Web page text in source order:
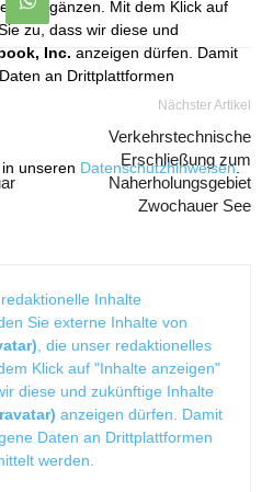
ergänzen. Mit dem Klick auf
zu, dass wir diese und
Inc. anzeigen dürfen. Damit
an Drittplattformen
unseren Datenschutzhinweisen.
Nächster Artikel
Verkehrstechnische
Erschließung zum
Naherholungsgebiet
Zwochauer See
Inhalte
Sie externe Inhalte von
, die unser redaktionelles
Klick auf "Inhalte anzeigen"
diese und zukünftige Inhalte
anzeigen dürfen. Damit
Daten an Drittplattformen
werden.